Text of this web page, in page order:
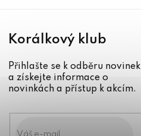
Korálkový klub
Přihlašte se k odběru novinek
a získejte informace o
novinkách a přístup k akcím.